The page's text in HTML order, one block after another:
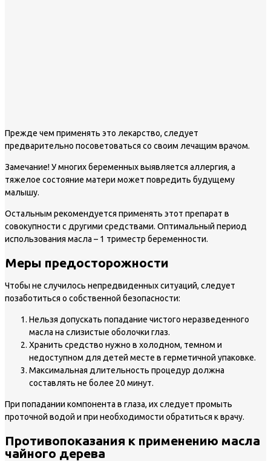
Прежде чем применять это лекарство, следует
предварительно посоветоваться со своим лечащим врачом.
Замечание!У многих беременных выявляется аллергия, а
тяжелое состояние матери может повредить будущему
малышу.
Остальным рекомендуется применять этот препарат в
совокупности с другими средствами. Оптимальный период
использования масла – 1 триместр беременности.
Меры предосторожности
Чтобы не случилось непредвиденных ситуаций, следует
позаботиться о собственной безопасности:
Нельзя допускать попадание чистого неразведенного
масла на слизистые оболочки глаз.
Хранить средство нужно в холодном, темном и
недоступном для детей месте в герметичной упаковке.
Максимальная длительность процедур должна
составлять не более 20 минут.
При попадании компонента в глаза, их следует промыть
проточной водой и при необходимости обратиться к врачу.
Противопоказания к применению масла
чайного дерева